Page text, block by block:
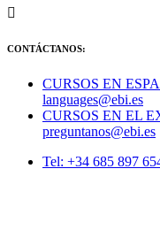
CONTÁCTANOS:
CURSOS EN
languages@ebi.es
CURSOS EN EL
preguntanos@ebi.es
Tel: +34 685 897